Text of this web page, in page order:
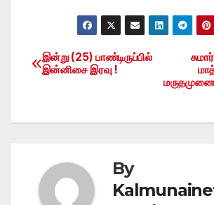
Post
இன்று (25) பாண்டிருப்பில்
இன்னிசை இரவு !
By